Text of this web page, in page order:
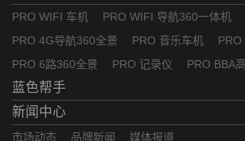
PRO WIFI 车机
PRO WIFI 导航360一体机
PRO 4G导航360全景
PRO 音乐车机
PRO
PRO 6路360全景
PRO 记录仪 PRO BBA
蓝色帮手
新闻中心
市场动态 品牌新闻 媒体报道